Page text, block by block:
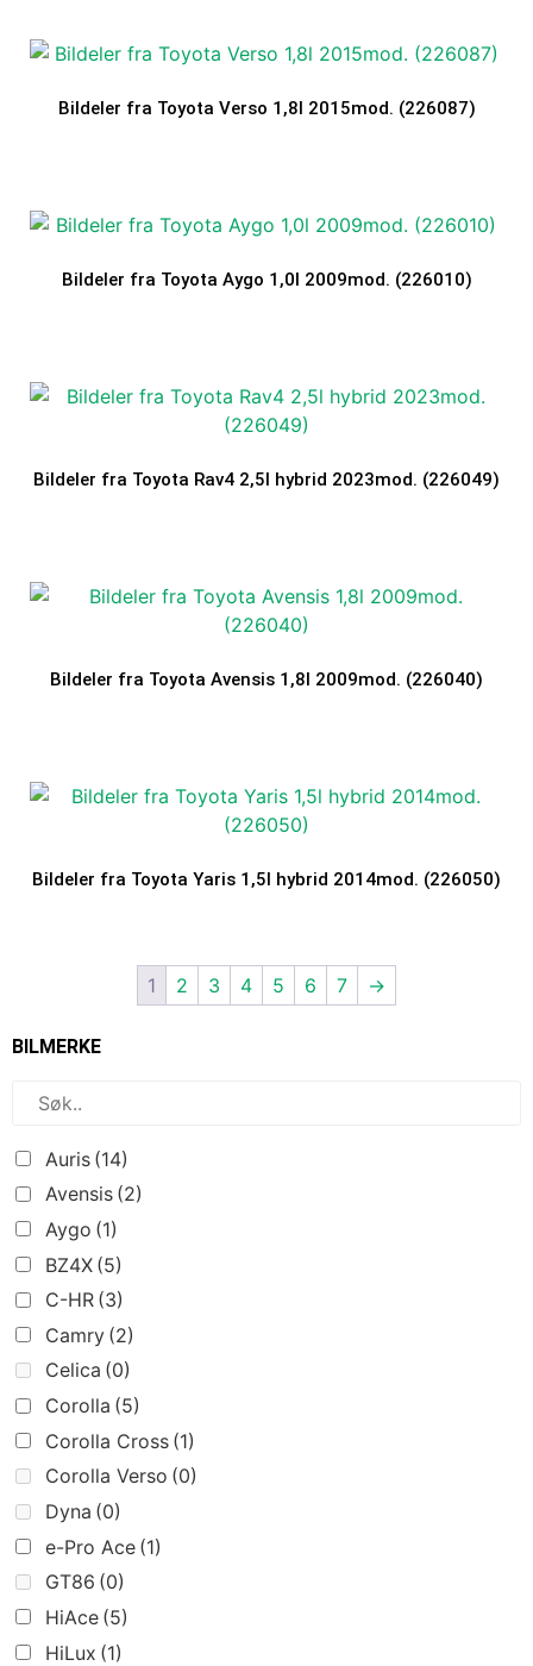
BILMERKE
Auris (14)
Avensis (2)
Aygo (1)
BZ4X (5)
C-HR (3)
Camry (2)
Celica (0)
Corolla (5)
Corolla Cross (1)
Corolla Verso (0)
Dyna (0)
e-Pro Ace (1)
GT86 (0)
HiAce (5)
HiLux (1)
Bildeler fra Toyota Verso 1,8l 2015mod. (226087)
Bildeler fra Toyota Aygo 1,0l 2009mod. (226010)
Bildeler fra Toyota Rav4 2,5l hybrid 2023mod. (226049)
Bildeler fra Toyota Avensis 1,8l 2009mod. (226040)
Bildeler fra Toyota Yaris 1,5l hybrid 2014mod. (226050)
1 2 3 4 5 6 7 →